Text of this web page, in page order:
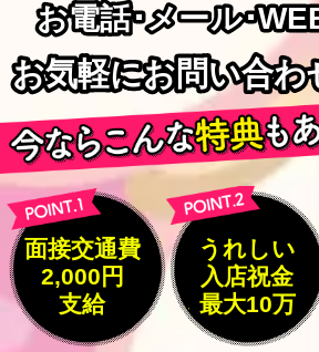
お電話･メール･
お電話･メール･
お気軽にお問い合
お気軽にお問い合
面接交通費
2,000円
支給
うれしい
入店祝金
最大10万